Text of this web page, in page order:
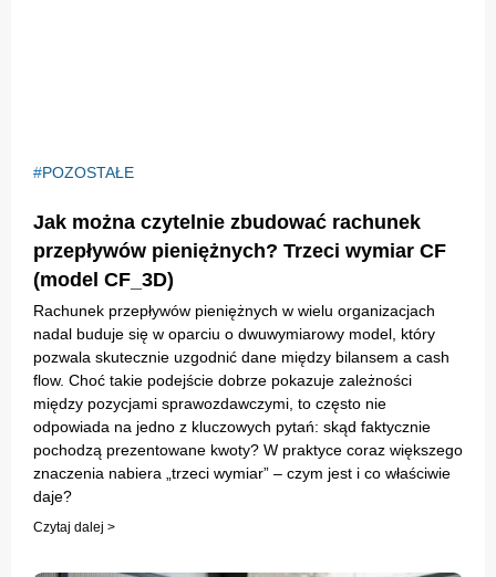
POZOSTAŁE
Jak można czytelnie zbudować rachunek
przepływów pieniężnych? Trzeci wymiar CF
(model CF_3D)
Rachunek przepływów pieniężnych w wielu organizacjach
nadal buduje się w oparciu o dwuwymiarowy model, który
pozwala skutecznie uzgodnić dane między bilansem a cash
flow. Choć takie podejście dobrze pokazuje zależności
między pozycjami sprawozdawczymi, to często nie
odpowiada na jedno z kluczowych pytań: skąd faktycznie
pochodzą prezentowane kwoty? W praktyce coraz większego
znaczenia nabiera „trzeci wymiar” – czym jest i co właściwie
daje?
Czytaj dalej >